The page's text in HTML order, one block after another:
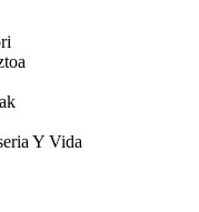
Y Vida